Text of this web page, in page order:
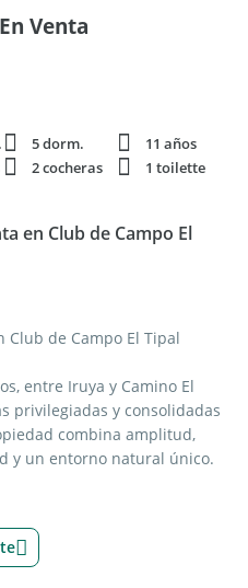
Venta
5 dorm.
11 años
2 cocheras
1 toilette
en Club de Campo El
de Campo El Tipal
entre Iruya y Camino El
privilegiadas y consolidadas
combina amplitud,
y un entorno natural único.
y supermercado), al SUM y
Además, gran parte de las